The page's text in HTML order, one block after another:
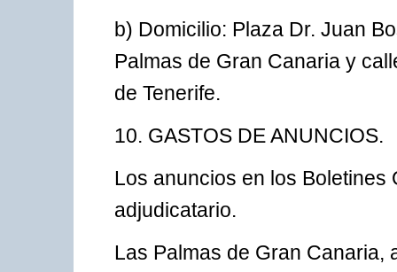
b) Domicilio: Plaza Dr. Juan
Palmas de Gran Canaria y
de Tenerife.
10. GASTOS DE ANUNCIOS.
Los anuncios en los
adjudicatario.
Las Palmas de Gran Canaria,